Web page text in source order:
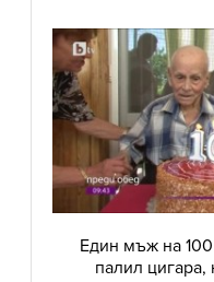
Един мъж на
палил